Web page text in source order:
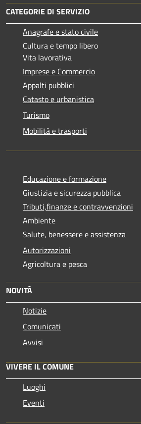
CATEGORIE DI SERVIZIO
Anagrafe e stato civile
Cultura e tempo libero
Vita lavorativa
Imprese e Commercio
Appalti pubblici
Catasto e urbanistica
Turismo
Mobilità e trasporti
Educazione e formazione
Giustizia e sicurezza pubblica
Tributi,finanze e contravvenzioni
Ambiente
Salute, benessere e assistenza
Autorizzazioni
Agricoltura e pesca
NOVITÀ
Notizie
Comunicati
Avvisi
VIVERE IL COMUNE
Luoghi
Eventi